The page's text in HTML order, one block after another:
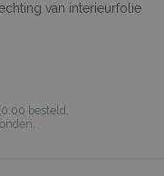
van interieurfolie
besteld,